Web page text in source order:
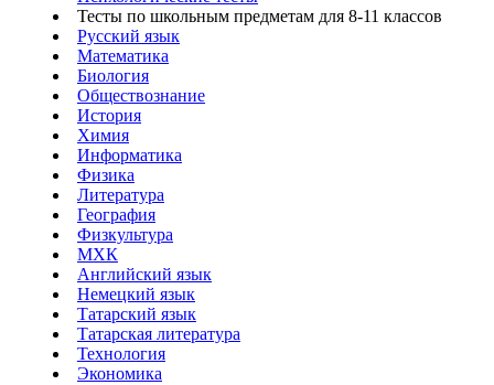
Тесты по школьным предметам для 8-11 классов
Русский язык
Математика
Биология
Обществознание
История
Химия
Информатика
Физика
Литература
География
Физкультура
МХК
Английский язык
Немецкий язык
Татарский язык
Татарская литература
Технология
Экономика